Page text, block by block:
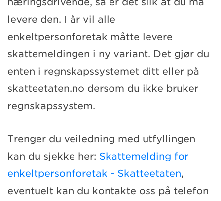
levere den. I år vil alle
enkeltpersonforetak måtte levere
skattemeldingen i ny variant. Det gjør du
enten i regnskapssystemet ditt eller på
skatteetaten.no dersom du ikke bruker
regnskapssystem.
Trenger du veiledning med utfyllingen
kan du sjekke her: Skattemelding for
enkeltpersonforetak - Skatteetaten,
eventuelt kan du kontakte oss på telefon